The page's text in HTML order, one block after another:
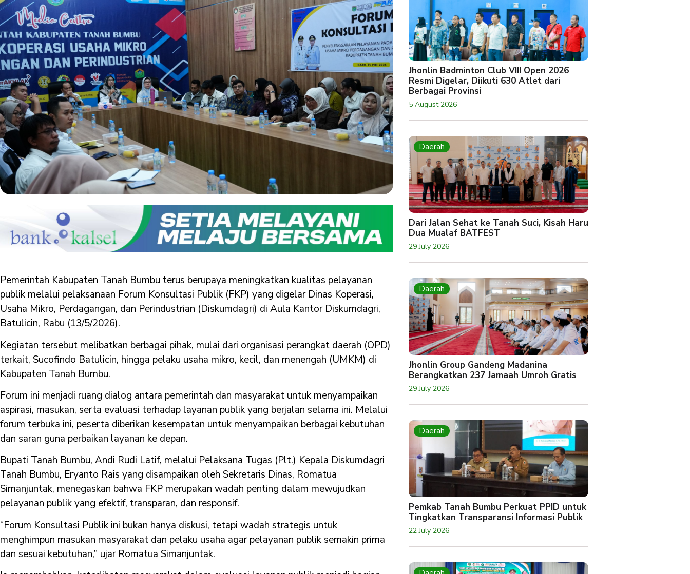
Pemerintah Kabupaten Tanah Bumbu terus berupaya meningkatkan kualitas pelayanan
publik melalui pelaksanaan Forum Konsultasi Publik (FKP) yang digelar Dinas Koperasi,
Usaha Mikro, Perdagangan, dan Perindustrian (Diskumdagri) di Aula Kantor Diskumdagri,
Batulicin, Rabu (13/5/2026).
Kegiatan tersebut melibatkan berbagai pihak, mulai dari organisasi perangkat daerah (OPD)
terkait, Sucofindo Batulicin, hingga pelaku usaha mikro, kecil, dan menengah (UMKM) di
Kabupaten Tanah Bumbu.
Forum ini menjadi ruang dialog antara pemerintah dan masyarakat untuk menyampaikan
aspirasi, masukan, serta evaluasi terhadap layanan publik yang berjalan selama ini. Melalui
forum terbuka ini, peserta diberikan kesempatan untuk menyampaikan berbagai kebutuhan
dan saran guna perbaikan layanan ke depan.
Bupati Tanah Bumbu, Andi Rudi Latif, melalui Pelaksana Tugas (Plt.) Kepala Diskumdagri
Tanah Bumbu, Eryanto Rais yang disampaikan oleh Sekretaris Dinas, Romatua
Simanjuntak, menegaskan bahwa FKP merupakan wadah penting dalam mewujudkan
pelayanan publik yang efektif, transparan, dan responsif.
“Forum Konsultasi Publik ini bukan hanya diskusi, tetapi wadah strategis untuk
menghimpun masukan masyarakat dan pelaku usaha agar pelayanan publik semakin prima
dan sesuai kebutuhan,” ujar Romatua Simanjuntak.
Jhonlin Badminton Club VIII Open 2026
Resmi Digelar, Diikuti 630 Atlet dari
Berbagai Provinsi
5 August 2026
Daerah
Dari Jalan Sehat ke Tanah Suci, Kisah Haru
Dua Mualaf BATFEST
29 July 2026
Daerah
Jhonlin Group Gandeng Madanina
Berangkatkan 237 Jamaah Umroh Gratis
29 July 2026
Daerah
Pemkab Tanah Bumbu Perkuat PPID untuk
Tingkatkan Transparansi Informasi Publik
22 July 2026